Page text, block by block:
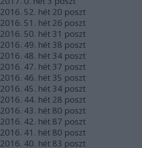
2016. 52. hét 20 poszt
2016. 51. hét 26 poszt
2016. 50. hét 31 poszt
2016. 49. hét 38 poszt
2016. 48. hét 34 poszt
2016. 47. hét 37 poszt
2016. 46. hét 35 poszt
2016. 45. hét 34 poszt
2016. 44. hét 28 poszt
2016. 43. hét 80 poszt
2016. 42. hét 87 poszt
2016. 41. hét 80 poszt
2016. 40. hét 83 poszt